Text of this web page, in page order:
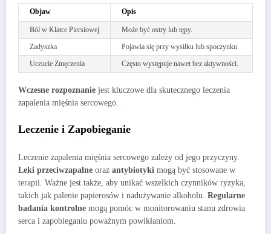
Objaw Opis
Ból w Klatce Piersiowej
Może być ostry lub tępy.
Zadyszka
Pojawia się przy wysiłku lub spoczynku.
Uczucie Zmęczenia
Często występuje nawet bez aktywności.
Wczesne rozpoznanie jest kluczowe dla skutecznego leczenia
zapalenia mięśnia sercowego.
Leczenie i Zapobieganie
Leczenie zapalenia mięśnia sercowego zależy od jego przyczyny.
Leki przeciwzapalne oraz antybiotyki mogą być stosowane w
terapii. Ważne jest także, aby unikać wszelkich czynników ryzyka,
takich jak palenie papierosów i nadużywanie alkoholu. Regularne
badania kontrolne mogą pomóc w monitorowaniu stanu zdrowia
serca i zapobieganiu poważnym powikłaniom.